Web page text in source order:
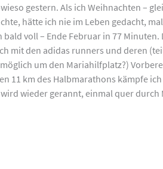
gestern. Als ich Weihnachten –
hätte ich nie im Leben gedacht,
voll – Ende Februar in 77
mit den adidas runners und deren
um den Mariahilfplatz?)
11 km des Halbmarathons kämpfe
wieder gerannt, einmal quer